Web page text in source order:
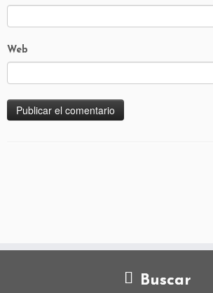
Web
Buscar